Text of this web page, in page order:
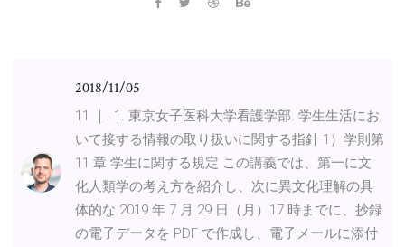
2018/11/05
11 ｜. 1. 東京女子医科大学看護学部. 学生生活にお
いて接する情報の取り扱いに関する指針 1）学則第
11 章 学生に関する規定 この講義では、第一に文
化人類学の考え方を紹介し、次に異文化理解の具
体的な 2019 年 7 月 29 日（月）17 時までに、抄録
の電子データを PDF で作成し、電子メールに添付